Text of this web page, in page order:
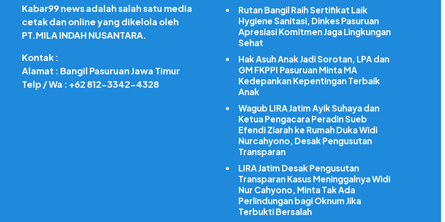
Kabar99 news adalah salah satu media
cetak dan online yang dikelola oleh
PT.MILA INDAH NUSANTARA.
Kontak :
Alamat : Bangil Pasuruan Jawa Timur
Telp / Wa : +62 812-3342-4328
Rutan Bangil Raih Sertifikat Laik
Hygiene Sanitasi, Dinkes Pasuruan
Apresiasi Komitmen Jaga Lingkungan
Sehat
Hak Asuh Anak Jadi Sorotan, LPA dan
GM FKPPI Pasuruan Minta MA
Kedepankan Kepentingan Terbaik
Anak
Wagub LIRA Jatim Ayik Suhaya dan
Ketua Pengacara Peradin Sueb
Efendi Ziarah ke Rumah Duka Widi
Nurcahyono, Desak Pengusutan
Transparan
LIRA Jatim Desak Pengusutan
Transparan Kasus Meninggalnya Widi
Nur Cahyono, Minta Tak Ada
Perlindungan bagi Oknum Jika
Terbukti Bersalah